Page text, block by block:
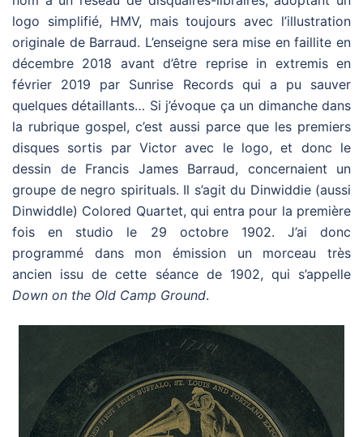
logo simplifié, HMV, mais toujours avec l’illustration
originale de Barraud. L’enseigne sera mise en faillite en
décembre 2018 avant d’être reprise in extremis en
février 2019 par Sunrise Records qui a pu sauver
quelques détaillants… Si j’évoque ça un dimanche dans
la rubrique gospel, c’est aussi parce que les premiers
disques sortis par Victor avec le logo, et donc le
dessin de Francis James Barraud, concernaient un
groupe de negro spirituals. Il s’agit du Dinwiddie (aussi
Dinwiddle) Colored Quartet, qui entra pour la première
fois en studio le 29 octobre 1902. J’ai donc
programmé dans mon émission un morceau très
ancien issu de cette séance de 1902, qui s’appelle
Down on the Old Camp Ground.